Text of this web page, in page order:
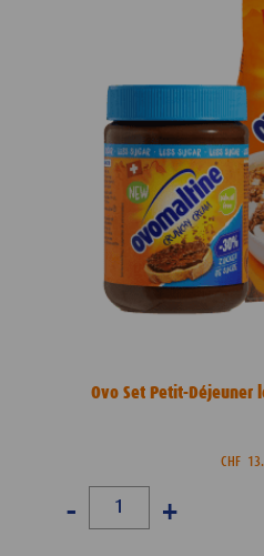
Ovo Set Petit-Déjeuner
CHF
- +